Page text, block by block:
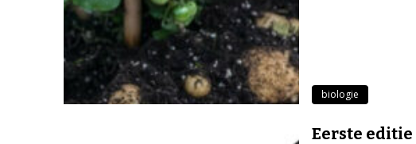
biologie
Eerste editie